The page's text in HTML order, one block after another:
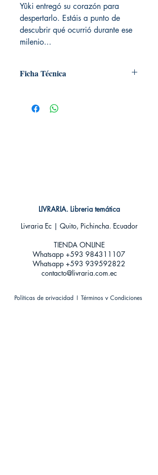
Yûki entregó su corazón para
despertarlo. Estáis a punto de
descubrir qué ocurrió durante ese
milenio...
Ficha Técnica
Editorial: PANINI MANGA
Idioma: Castellano
LIVRARIA. Libreria temática
Livraria Ec | Quito, Pichincha. Ecuador
TIENDA ONLINE​
Whatsapp +593 984311107
Whatsapp +593 939592822
contacto@livraria.com.ec
Políticas de privacidad | Términos y Condiciones